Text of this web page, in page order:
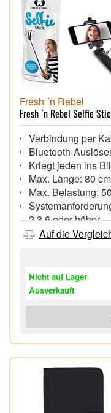
Fresh ´n Rebel
Fresh ´n Rebel Selfie
Verbindung per
Bluetooth-
Kriegt jeden ins
Max. Länge: 80
Max. Belastung:
2.3.6 oder höher,
Auf die
Nicht auf Lager
Ausverkauft